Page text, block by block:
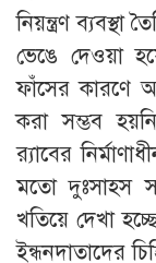
নিয়ন্ত্রণ
ভেঙে দেওয়া
ফাঁসের কারণে
করা সম্ভব
র‍্যাবের
মতো দুঃসাহস
খতিয়ে দেখা
ইন্ধনদাতাদের